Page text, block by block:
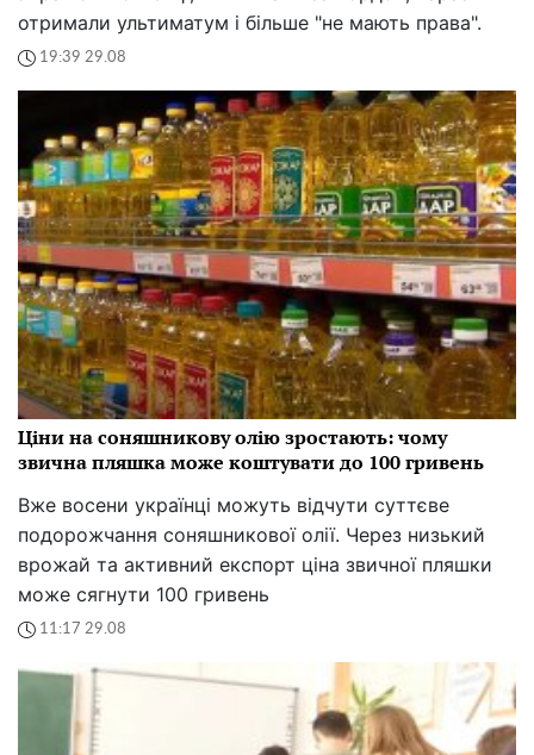
отримали ультиматум і більше "не мають права".
19:39 29.08
Ціни на соняшникову олію зростають: чому
звична пляшка може коштувати до 100 гривень
Вже восени українці можуть відчути суттєве
подорожчання соняшникової олії. Через низький
врожай та активний експорт ціна звичної пляшки
може сягнути 100 гривень
11:17 29.08